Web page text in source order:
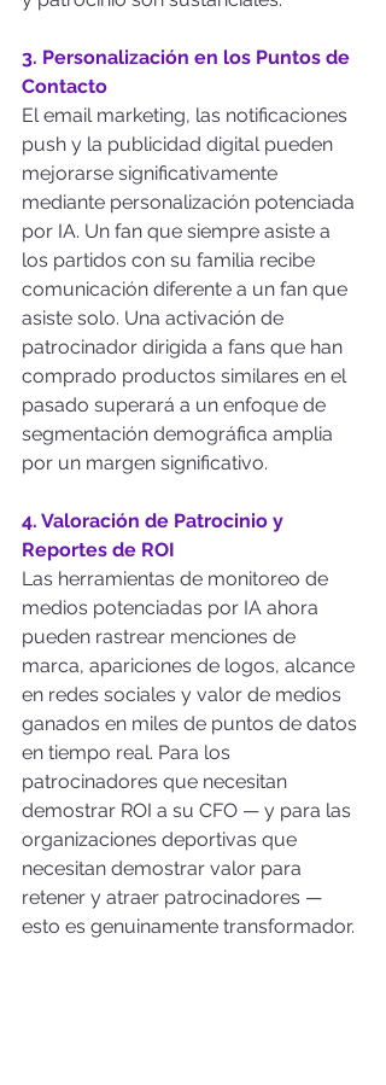
3. Personalización en los Puntos de
Contacto
El email marketing, las notificaciones
push y la publicidad digital pueden
mejorarse significativamente
mediante personalización potenciada
por IA. Un fan que siempre asiste a
los partidos con su familia recibe
comunicación diferente a un fan que
asiste solo. Una activación de
patrocinador dirigida a fans que han
comprado productos similares en el
pasado superará a un enfoque de
segmentación demográfica amplia
por un margen significativo.
4. Valoración de Patrocinio y
Reportes de ROI
Las herramientas de monitoreo de
medios potenciadas por IA ahora
pueden rastrear menciones de
marca, apariciones de logos, alcance
en redes sociales y valor de medios
ganados en miles de puntos de datos
en tiempo real. Para los
patrocinadores que necesitan
demostrar ROI a su CFO — y para las
organizaciones deportivas que
necesitan demostrar valor para
retener y atraer patrocinadores —
esto es genuinamente transformador.